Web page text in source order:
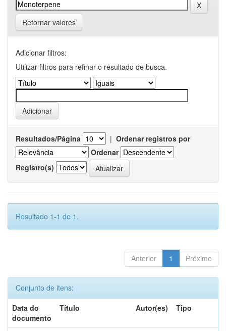
Retornar valores
Adicionar filtros:
Utilizar filtros para refinar o resultado de busca.
Resultados/Página | Ordenar registros por
Ordenar
Registro(s)
Resultado 1-1 de 1.
Anterior 1 Próximo
Conjunto de itens:
Data do
documento
Título Autor(es) Tipo